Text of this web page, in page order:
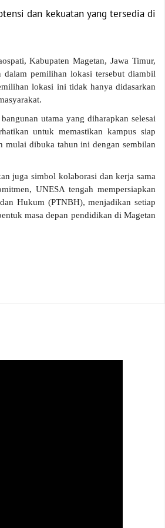
dan kekuatan yang tersedia di
Kabupaten Magetan, Jawa Timur,
pemilihan lokasi tersebut diambil
lokasi ini tidak hanya didasarkan
utama yang diharapkan selesai
untuk memastikan kampus siap
mulai dibuka tahun ini dengan sembilan
juga simbol kolaborasi dan kerja sama
UNESA tengah mempersiapkan
Hukum (PTNBH), menjadikan setiap
masa depan pendidikan di Magetan